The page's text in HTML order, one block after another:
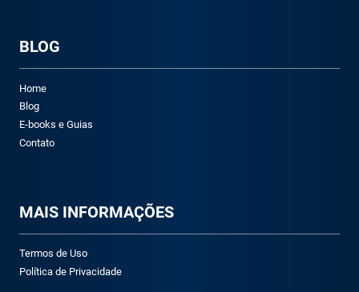
BLOG
Home
Blog
E-books e Guias
Contato
MAIS INFORMAÇÕES
Termos de Uso
Política de Privacidade